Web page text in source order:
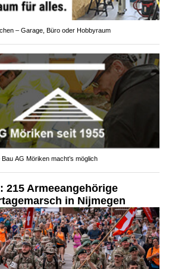
– Garage, Büro oder Hobbyraum
AG Möriken macht’s möglich
215 Armeeangehörige
in Nijmegen